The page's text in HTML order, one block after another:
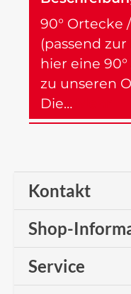
90° Ortecke
(passend
hier eine
zu unseren
Die…
Kontakt
Shop-
Service